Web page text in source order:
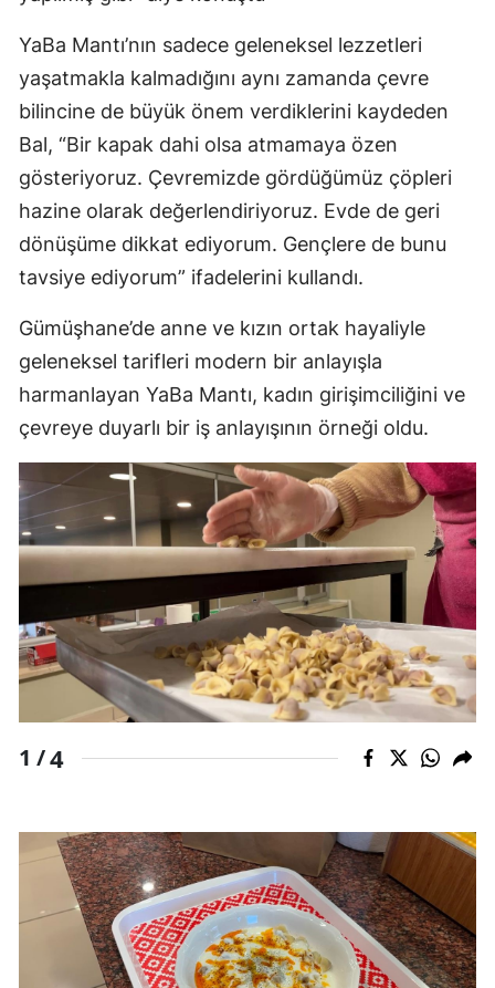
Samsun
Siirt
Sivas
Tekirdağ
Tokat
Tunceli
Şanlıurfa
Uşak
Van
Yozgat
Zonguldak
Aksaray
Bayburt
Karaman
Kırıkkale
Şırnak
Bartın
Ardahan
YaBa Mantı’nın sadece geleneksel lezzetleri
yaşatmakla kalmadığını aynı zamanda çevre
bilincine de büyük önem verdiklerini kaydeden
Bal, “Bir kapak dahi olsa atmamaya özen
gösteriyoruz. Çevremizde gördüğümüz çöpleri
hazine olarak değerlendiriyoruz. Evde de geri
dönüşüme dikkat ediyorum. Gençlere de bunu
tavsiye ediyorum” ifadelerini kullandı.
Gümüşhane’de anne ve kızın ortak hayaliyle
geleneksel tarifleri modern bir anlayışla
harmanlayan YaBa Mantı, kadın girişimciliğini ve
çevreye duyarlı bir iş anlayışının örneği oldu.
1 /4